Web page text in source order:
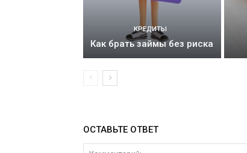
КРЕДИТЫ
Как брать займы без риска
ОСТАВЬТЕ ОТВЕТ